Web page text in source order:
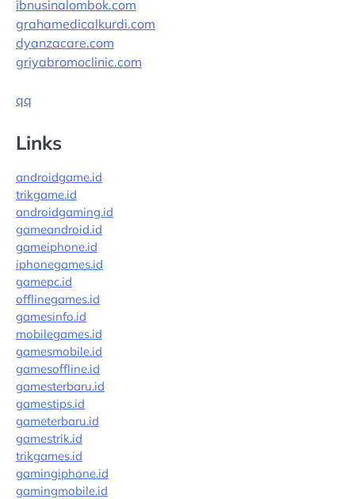
ibnusinalombok.com
grahamedicalkurdi.com
dyanzacare.com
griyabromoclinic.com
qq
Links
androidgame.id
trikgame.id
androidgaming.id
gameandroid.id
gameiphone.id
iphonegames.id
gamepc.id
offlinegames.id
gamesinfo.id
mobilegames.id
gamesmobile.id
gamesoffline.id
gamesterbaru.id
gamestips.id
gameterbaru.id
gamestrik.id
trikgames.id
gamingiphone.id
gamingmobile.id